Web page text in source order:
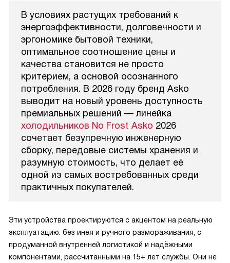
В условиях растущих требований к
энергоэффективности, долговечности и
эргономике бытовой техники,
оптимальное соотношение цены и
качества становится не просто
критерием, а основой осознанного
потребления. В 2026 году бренд Asko
выводит на новый уровень доступность
премиальных решений — линейка
холодильников No Frost Asko 2026
сочетает безупречную инженерную
сборку, передовые системы хранения и
разумную стоимость, что делает её
одной из самых востребованных среди
практичных покупателей.
Эти устройства проектируются с акцентом на реальную
эксплуатацию: без инея и ручного размораживания, с
продуманной внутренней логистикой и надёжными
компонентами, рассчитанными на 15+ лет службы. Они не